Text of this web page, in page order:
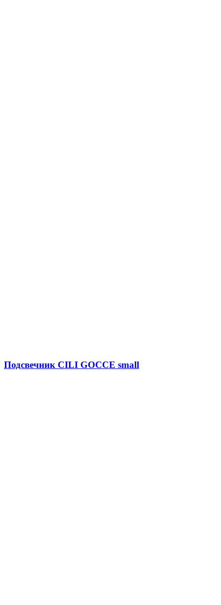
Подсвечник CILI GOCCE small